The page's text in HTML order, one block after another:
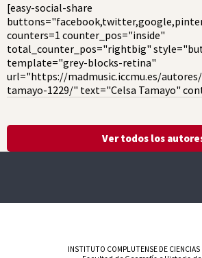
[easy-social-share
counters=1 counter_pos="inside"
total_counter_pos="rightbig"
template="grey-blocks-retina"
url="https://madmusic.iccmu.es/
tamayo-1229/" text="Celsa Tamayo"
Ver todos los
INSTITUTO COMPLUTENSE DE CIENCIAS